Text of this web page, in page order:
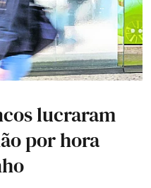
lucraram
por hora